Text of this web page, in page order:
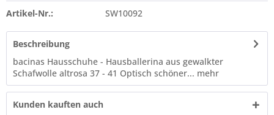
Artikel-Nr.: SW10092
Beschreibung
bacinas Hausschuhe - Hausballerina aus gewalkter
Schafwolle altrosa 37 - 41 Optisch schöner... mehr
Kunden kauften auch